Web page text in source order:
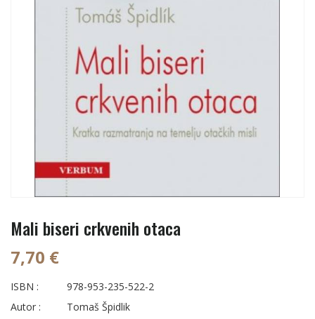
Mali biseri crkvenih otaca
7,70 €
ISBN :
978-953-235-522-2
Autor :
Tomaš Špidlik